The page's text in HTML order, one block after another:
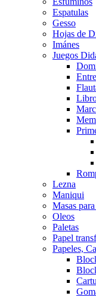
Espatulas
Gesso
Hojas de
Imánes
Juegos
Lezna
Maniqui
Masas
Oleos
Paletas
Papel
Papeles,